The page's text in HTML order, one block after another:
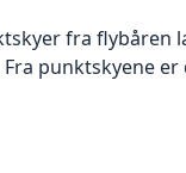
fra flybåren
punktskyene